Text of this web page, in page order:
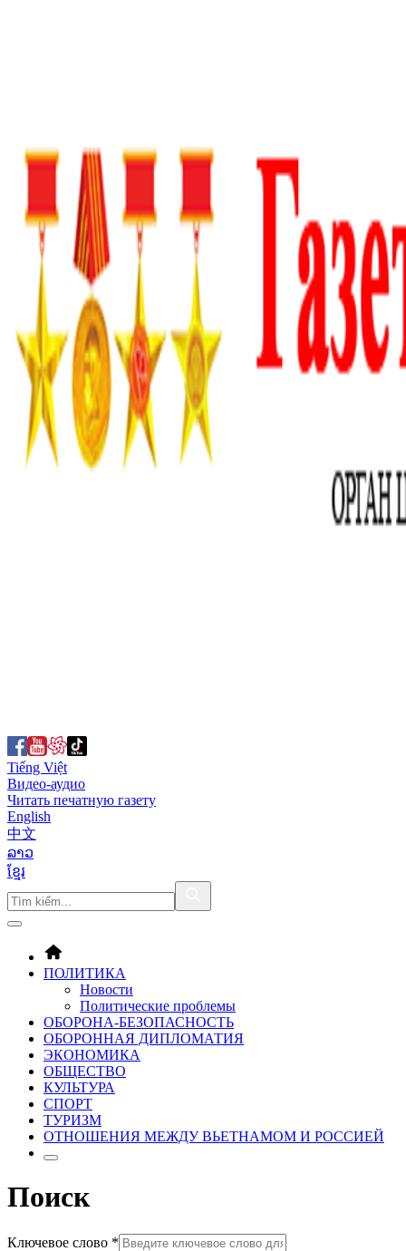
Tiếng Việt
Видео-аудио
Читать печатную газету
English
中文
ລາວ
ខ្មែរ
ПОЛИТИКА
Новости
Политические проблемы
ОБОРОНA-БЕЗОПАСНОСТЬ
ОБОРОННАЯ ДИПЛОМАТИЯ
ЭКОНОМИКА
ОБЩЕСТВО
КУЛЬТУРА
СПОРТ
ТУРИЗМ
ОТНОШЕНИЯ МЕЖДУ ВЬЕТНАМОМ И РОССИЕЙ
Поиск
Ключевое слово *